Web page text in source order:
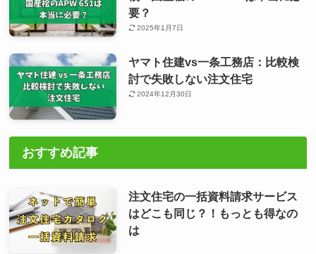
要？
2025年1月7日
ヤマト住建vs一条工務店：比較検
討で失敗しない注文住宅
2024年12月30日
おすすめ記事
注文住宅の一括資料請求サービス
はどこも同じ？！もっとも得なの
は